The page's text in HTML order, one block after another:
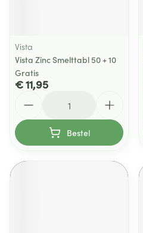
Vista
Vista Zinc Smelttabl 50 + 10
Gratis
€ 11,95
Bestel